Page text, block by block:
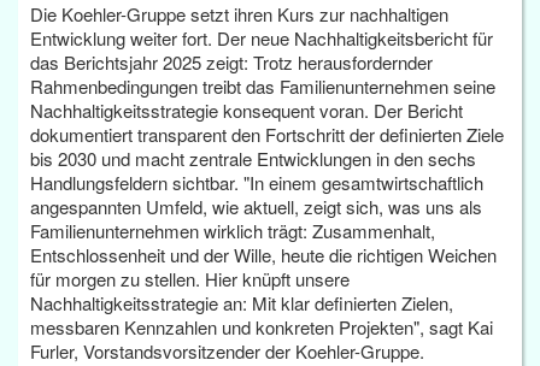
Die Koehler-Gruppe setzt ihren Kurs zur nachhaltigen
Entwicklung weiter fort. Der neue Nachhaltigkeitsbericht für
das Berichtsjahr 2025 zeigt: Trotz herausfordernder
Rahmenbedingungen treibt das Familienunternehmen seine
Nachhaltigkeitsstrategie konsequent voran. Der Bericht
dokumentiert transparent den Fortschritt der definierten Ziele
bis 2030 und macht zentrale Entwicklungen in den sechs
Handlungsfeldern sichtbar. "In einem gesamtwirtschaftlich
angespannten Umfeld, wie aktuell, zeigt sich, was uns als
Familienunternehmen wirklich trägt: Zusammenhalt,
Entschlossenheit und der Wille, heute die richtigen Weichen
für morgen zu stellen. Hier knüpft unsere
Nachhaltigkeitsstrategie an: Mit klar definierten Zielen,
messbaren Kennzahlen und konkreten Projekten", sagt Kai
Furler, Vorstandsvorsitzender der Koehler-Gruppe.